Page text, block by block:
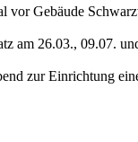
Gebäude
am 26.03., 09.07.
zur Einrichtung